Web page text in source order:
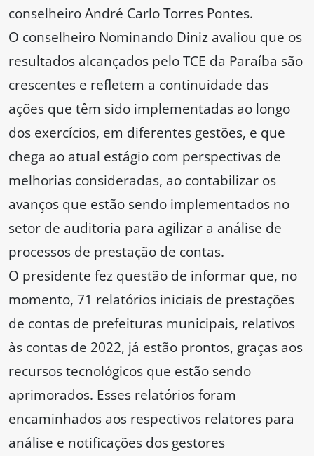
conselheiro André Carlo Torres Pontes.
O conselheiro Nominando Diniz avaliou que os
resultados alcançados pelo TCE da Paraíba são
crescentes e refletem a continuidade das
ações que têm sido implementadas ao longo
dos exercícios, em diferentes gestões, e que
chega ao atual estágio com perspectivas de
melhorias consideradas, ao contabilizar os
avanços que estão sendo implementados no
setor de auditoria para agilizar a análise de
processos de prestação de contas.
O presidente fez questão de informar que, no
momento, 71 relatórios iniciais de prestações
de contas de prefeituras municipais, relativos
às contas de 2022, já estão prontos, graças aos
recursos tecnológicos que estão sendo
aprimorados. Esses relatórios foram
encaminhados aos respectivos relatores para
análise e notificações dos gestores